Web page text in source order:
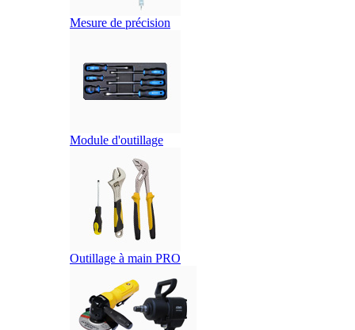
Mesure de précision
Module d'outillage
Outillage à main PRO